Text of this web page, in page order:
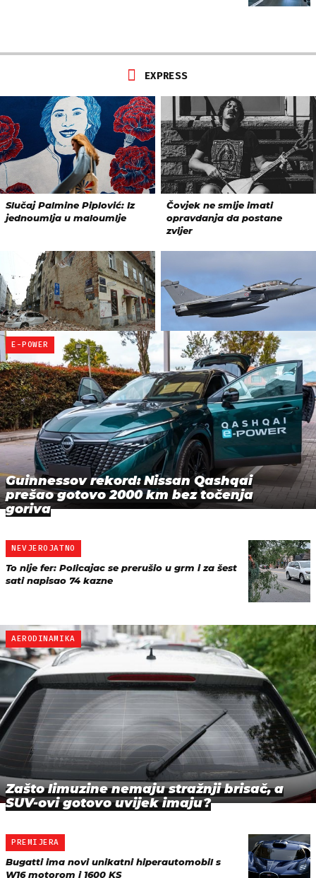
E-POWER
Guinnessov rekord: Nissan Qashqai
prešao gotovo 2000 km bez točenja
goriva
NEVJEROJATNO
To nije fer: Policajac se prerušio u grm i za šest
sati napisao 74 kazne
AERODINAMIKA
Zašto limuzine nemaju stražnji brisač, a
SUV-ovi gotovo uvijek imaju?
PREMIJERA
Bugatti ima novi unikatni hiperautomobil s
W16 motorom i 1600 KS